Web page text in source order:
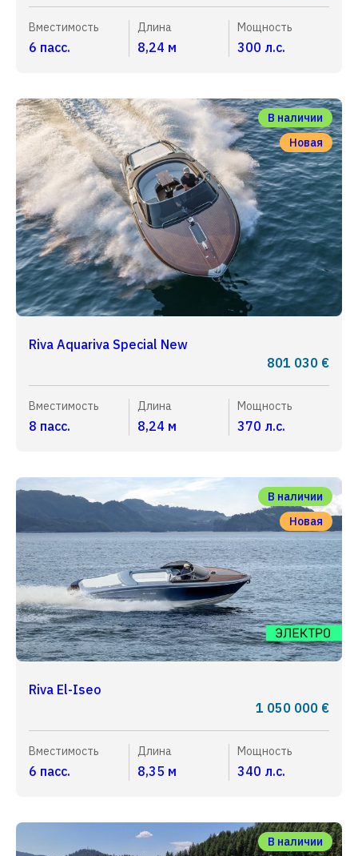
Вместимость
6 пасс.
Длина
8,24 м
Мощность
300 л.с.
В наличии
Новая
Riva Aquariva Special New
801 030 €
Вместимость
8 пасс.
Длина
8,24 м
Мощность
370 л.с.
В наличии
Новая
Riva El-Iseo
1 050 000 €
Вместимость
6 пасс.
Длина
8,35 м
Мощность
340 л.с.
В наличии